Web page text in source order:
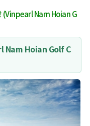
(Vinpearl Nam Hoian G
Nam Hoian Golf C